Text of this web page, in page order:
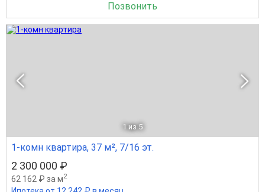
Позвонить
1 из 5
1-комн квартира, 37 м², 7/16 эт.
2 300 000 ₽
62 162 ₽ за м2